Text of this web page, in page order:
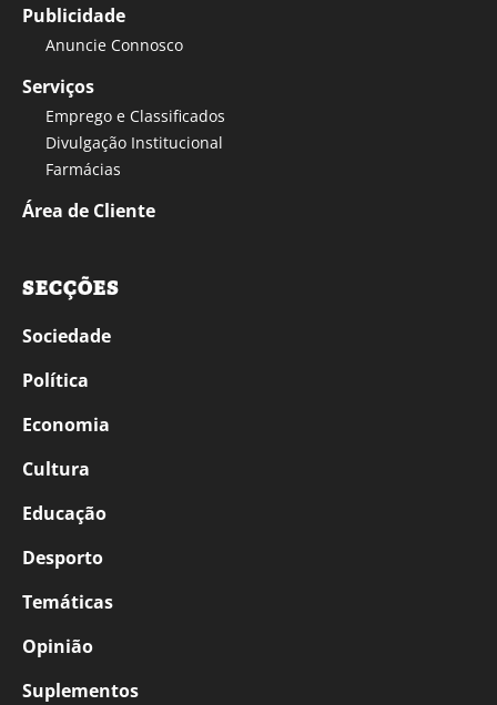
Publicidade
Anuncie Connosco
Serviços
Emprego e Classificados
Divulgação Institucional
Farmácias
Área de Cliente
SECÇÕES
Sociedade
Política
Economia
Cultura
Educação
Desporto
Temáticas
Opinião
Suplementos